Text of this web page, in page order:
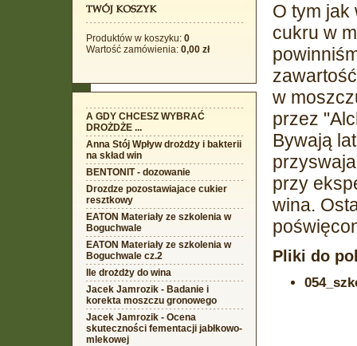
Produktów w koszyku: 0
Wartość zamówienia: 0,00 zł
A GDY CHCESZ WYBRAĆ
DROŻDŻE ...
Anna Stój Wpływ drożdży i bakterii
na skład win
BENTONIT - dozowanie
Drozdze pozostawiajace cukier
resztkowy
EATON Materiały ze szkolenia w
Boguchwale
EATON Materiały ze szkolenia w
Boguchwale cz.2
Ile drożdży do wina
Jacek Jamrozik - Badanie i
korekta moszczu gronowego
Jacek Jamrozik - Ocena
skuteczności fementacji jabłkowo-
mlekowej
O tym jak
cukru w
w
przez
Bywają
przy
wina.
Pliki do